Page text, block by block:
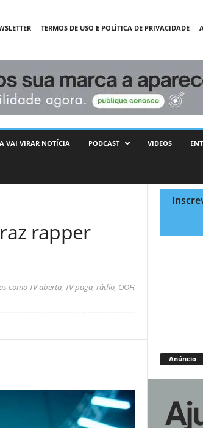
TERMOS DE USO E POLÍTICA DE PRIVACIDADE
VAI VIRAR NOTÍCIA PODCAST VIDEOS
rapper
TV aberta, TV paga, rádio, OOH
Anúncio